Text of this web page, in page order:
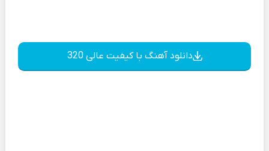
دانلود آهنگ با کیفیت عالی 320